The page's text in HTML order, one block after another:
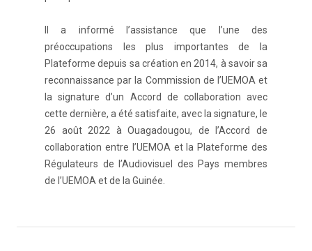
Il a informé l’assistance que l’une des
préoccupations les plus importantes de la
Plateforme depuis sa création en 2014, à savoir sa
reconnaissance par la Commission de l’UEMOA et
la signature d’un Accord de collaboration avec
cette dernière, a été satisfaite, avec la signature, le
26 août 2022 à Ouagadougou, de l’Accord de
collaboration entre l’UEMOA et la Plateforme des
Régulateurs de l’Audiovisuel des Pays membres
de l’UEMOA et de la Guinée.